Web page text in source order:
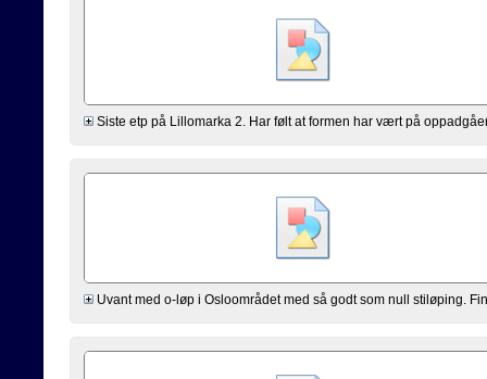
Siste etp på Lillomarka 2. Har følt at formen har vært på
Uvant med o-løp i Osloområdet med så godt som null stiløping.